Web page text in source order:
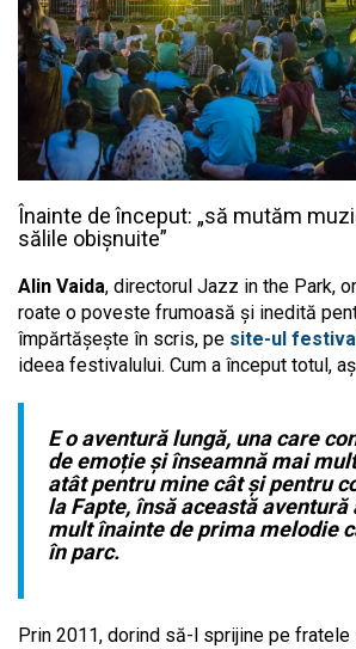
Înainte de început: „să mutăm
sălile obișnuite”
Alin Vaida, directorul Jazz in the Park,
roate o poveste frumoasă și inedită
împărtășește în scris, pe site-ul
ideea festivalului. Cum a început totul,
E o aventură lungă, una care
de emoție și înseamnă mai
atât pentru mine cât și pentru
la Fapte, însă această aventură
mult înainte de prima melodie
în parc.
Prin 2011, dorind să-l sprijine pe fratele